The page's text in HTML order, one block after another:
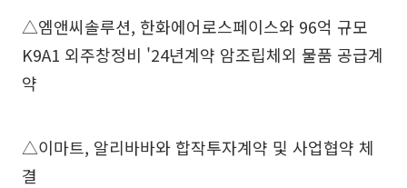
△엠앤씨솔루션, 한화에어로스페이스와 96억 규모
K9A1 외주창정비 '24년계약 암조립체외 물품 공급계
약
△이마트, 알리바바와 합작투자계약 및 사업협약 체
결